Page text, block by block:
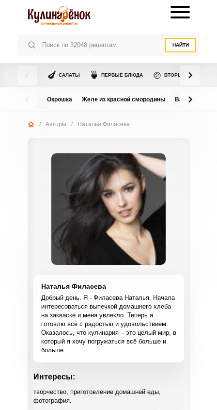
НАЙТИ
🍆 САЛАТЫ 🍵 ПЕРВЫЕ БЛЮДА 🍲 ВТОРЫЕ БЛЮДА
Окрошка Желе из красной смородины Варенье из
/ Авторы / Наталья Филасева
Наталья Филасева
Добрый день. Я - Филасева Наталья. Начала
интересоваться выпечкой домашнего хлеба
на закваске и меня увлекло. Теперь я
готовлю всё с радостью и удовольствием.
Оказалось, что кулинария – это целый мир, в
который я хочу погружаться всё больше и
больше.
Интересы:
творчество, приготовление домашней еды,
фотография.